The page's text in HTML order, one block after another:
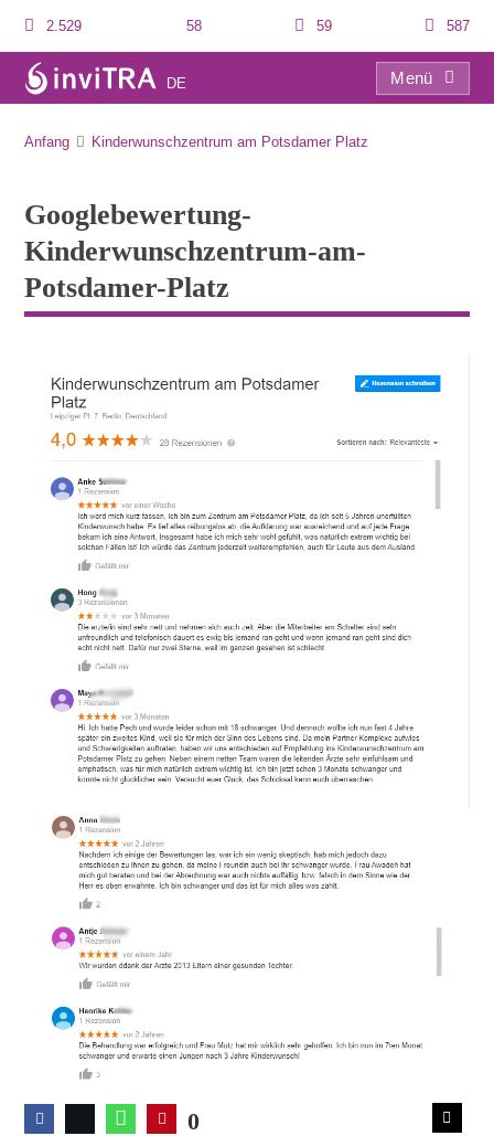
2.529 58 59 587
DE
Menü
Anfang Kinderwunschzentrum am Potsdamer Platz
Googlebewertung-
Kinderwunschzentrum-am-
Potsdamer-Platz
0